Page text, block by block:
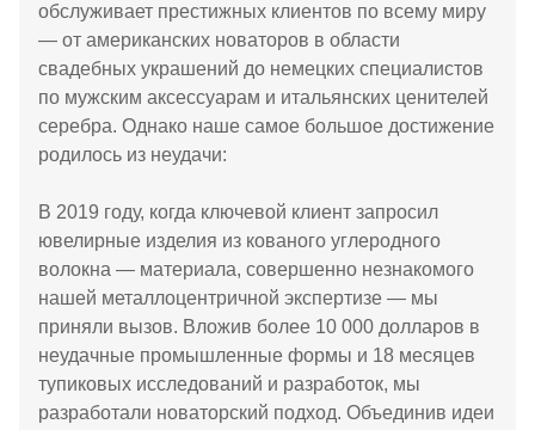
обслуживает престижных клиентов по всему миру
— от американских новаторов в области
свадебных украшений до немецких специалистов
по мужским аксессуарам и итальянских ценителей
серебра. Однако наше самое большое достижение
родилось из неудачи:
В 2019 году, когда ключевой клиент запросил
ювелирные изделия из кованого углеродного
волокна — материала, совершенно незнакомого
нашей металлоцентричной экспертизе — мы
приняли вызов. Вложив более 10 000 долларов в
неудачные промышленные формы и 18 месяцев
тупиковых исследований и разработок, мы
разработали новаторский подход. Объединив идеи